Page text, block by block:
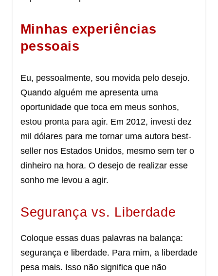
Minhas experiências
pessoais
Eu, pessoalmente, sou movida pelo desejo.
Quando alguém me apresenta uma
oportunidade que toca em meus sonhos,
estou pronta para agir. Em 2012, investi dez
mil dólares para me tornar uma autora best-
seller nos Estados Unidos, mesmo sem ter o
dinheiro na hora. O desejo de realizar esse
sonho me levou a agir.
Segurança vs. Liberdade
Coloque essas duas palavras na balança:
segurança e liberdade. Para mim, a liberdade
pesa mais. Isso não significa que não